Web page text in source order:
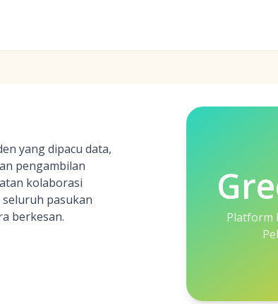
yang dipacu data,
pengambilan
kolaborasi
pasukan
berkesan.
Platform